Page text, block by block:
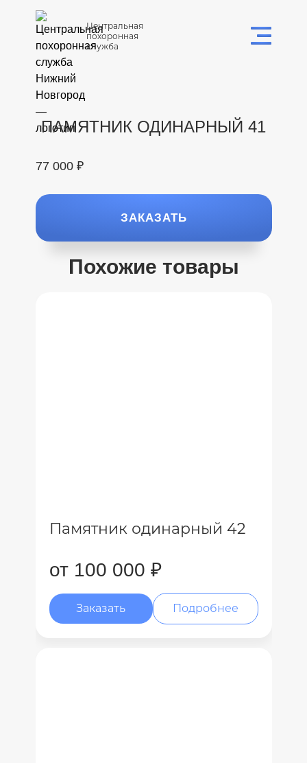
Центральная
похоронная
служба
ПАМЯТНИК ОДИНАРНЫЙ 41
77 000 ₽
ЗАКАЗАТЬ
Похожие товары
Памятник одинарный 42
от 100 000 ₽
Заказать Подробнее